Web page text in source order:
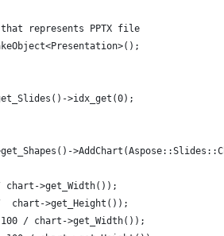
represents PPTX file
>idx_get(0);
chart->get_Width());
chart->get_Height());
/ chart->get_Width());